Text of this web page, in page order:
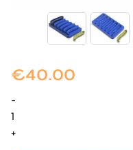
€40.00
-
Peapod
Tartelette
+